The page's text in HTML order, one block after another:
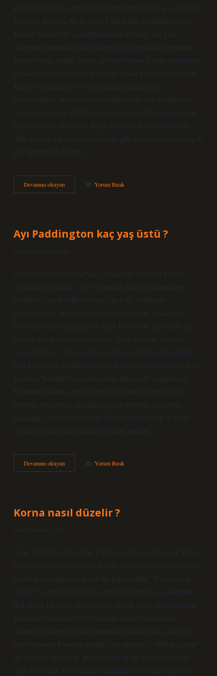
konusu hakkında merak edilen detaylara birlikte göz atacağız.
Kategori Asistanı Ne İş Yapar? Bir Rafın Ardındaki Sessiz
Hikâye Kayseri’de yaşadığım küçük evimde, her gece
yatağımın yanındaki eski defterimi açıp günümü yazıyorum.
Bazen birkaç cümle, bazen sayfalar dolusu kelime dökülüyor
içimden. Çünkü bazı anlar insanın içinde kalınca ağırlaşıyor.
Ben 25 yaşındayım ve duygularımı saklamayı hiç
beceremedim. Mutluysam yüzümden belli olur, kırıldıysam
sesimden anlaşılır. Belki de bu yüzden günlük tutmak benim
için sadece bir alışkanlık değil, kendimle konuşma şeklim
oldu. Geçen kış, hayatımda küçük gibi görünen ama bana çok
şey öğreten bir dönem…
Devamını okuyun
asistanı
Yorum Bırak
Ayı Paddington kaç yaş üstü ?
Tarih: Temmuz 10, 2026
Sevimli Canavarlar kaç yaş? Ankara’da büyüyen birinin
gözünden çocukluk, veri ve hatıralar Rucu sayfasına hoş
geldiniz! “Ayı Paddington kaç yaş üstü” hakkında
hazırladığımız bu özel içeriğin tadını çıkarın. Ankara’da
büyümek bana hep garip bir ikilik hissettirdi. Bir yanda gri
binalar, sabah erken başlayan işe giden insanlar, metroda
sessiz yüzler… diğer yanda çocukken televizyonda açtığım
renkli dünyalar. O dünyaların en kalıcı olanlarından biri de hiç
şüphesiz Sevimli Canavarlar oldu. Bugün 25 yaşındayım.
Ekonomi okumuş, veriyle uğraşan, günün çoğunu Excel
tabloları ve raporlar arasında geçiren biriyim. Ama bazı
akşamlar, ekranı kapatıp eski filmlere dönüyorum. Çünkü
veriler ne kadar düzenli olursa olsun, insanın…
Devamını okuyun
Paddington
Yorum Bırak
Korna nasıl düzelir ?
Tarih: Temmuz 9, 2026
Giriş: Gürültünün İçinden Toplumsal Yapıyı Dinlemek Bazen
en sıradan görünen bir teknik soru, aslında toplumsal hayatın
en derin katmanlarına açılan bir kapı olabilir. “Korna nasıl
düzelir?” sorusu ilk bakışta yalnızca bir aracın ses sistemine
dair pratik bir arıza gibi görünür. Ancak insan davranışlarını,
gündelik etkileşimleri ve sembolik iletişim biçimlerini
anlamaya çalışan bir bakış açısından bakıldığında, bu soru
aynı zamanda kamusal alanda “ses çıkarma”, “dikkat çekme”
ve “kendini duyurma” pratiklerinin de bir metaforu haline
gelir. Bu metin, hem fiziksel anlamda bir kornanın işlevini